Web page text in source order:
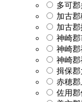
多可
加古
加古
神崎
神崎
神崎
揖保
赤穂
佐用